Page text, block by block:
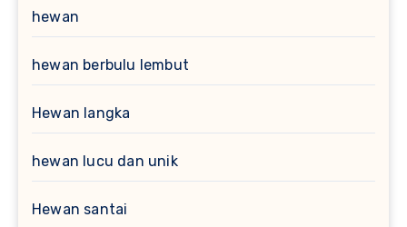
hewan
hewan berbulu lembut
Hewan langka
hewan lucu dan unik
Hewan santai